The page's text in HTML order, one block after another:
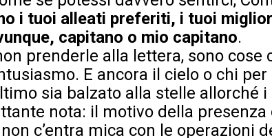
i tuoi alleati preferiti, i tuoi
capitano o mio capitano.
prenderle alla lettera, sono cose
E ancora il cielo o chi
sia balzato alla stelle allorché
nota: il motivo della
c’entra mica con le operazioni